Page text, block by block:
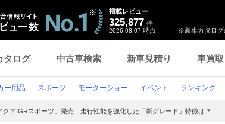
※新車カタログ
掲載レビュー
325,877 件
2026.08.07 時点
タログ 中古車検索 新車見積り 車買取
ー用品 スポーツ モーターショー イベント ランキング
クア GRスポーツ」発売 走行性能を強化した「新グレード」特徴は？